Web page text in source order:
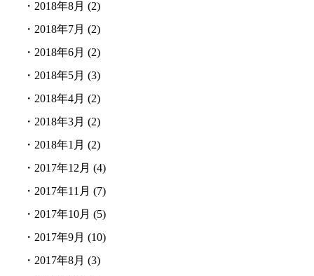
・ 2018年8月 (2)
・ 2018年7月 (2)
・ 2018年6月 (2)
・ 2018年5月 (3)
・ 2018年4月 (2)
・ 2018年3月 (2)
・ 2018年1月 (2)
・ 2017年12月 (4)
・ 2017年11月 (7)
・ 2017年10月 (5)
・ 2017年9月 (10)
・ 2017年8月 (3)